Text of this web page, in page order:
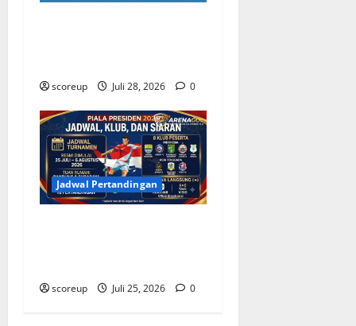
scoreup Juli 28, 2026 0
Jadwal Pertandingan
scoreup Juli 25, 2026 0